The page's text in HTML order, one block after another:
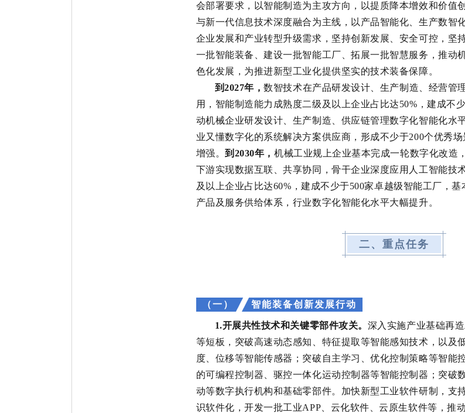
会部署要求 ，以智能制造为主攻方向，以提质降本增效和价值
与新一代信息技术深度融合为主线，以产品智能化、生产数智
企业发展和产业转型升级需求，坚持创新发展、安全可控，坚
一批智能装备、建设一批智能工厂、拓展一批智慧服务，推动
色化发展，为推进新型工业化提供坚实的技术装备保障。
到2027年，数智技术在产品研发设计、生产制造、经营管
用， 智能制造能力成熟度二级及以上企业占比达50% ，建成不
动机械企业研发设计、生产制造 、供应链管理数字化智能化水
业又懂数字化的系统解决方案供应商，形成不少于200个优秀
增强。到 2030年， 机械工业规上企业基本完成一轮数字化改造，
下游实现数据互联、共享协同，骨干企业深度应用人工智能技术
及以上企业占比达60% ，建成不少于500家卓越级智能工厂，基
产品 及服务供给体系，行业数字化智能化水平大幅提升。
二、重点任务
（一） 智能装备创新发展行动
1.开展共性技术和关键零部件攻关。 深入实施产业基础再
等短板，突破高速动态感知、特征提取等智能感知技术， 以及
度、位移等智能传感器； 突破 自主学习、优化控制策略等智能
的可编程控制器、驱控一体化运动控制器等智能控制器； 突破
动等数字执行机构和基础零部件。加快新型工业软件研制
，支
识软件化，开发一批工业APP 、云化软件 、云原生软件等 ，推动